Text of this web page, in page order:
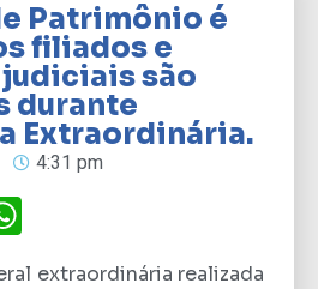
Patrimônio é
filiados e
são
durante
Extraordinária.
4:31 pm
extraordinária realizada